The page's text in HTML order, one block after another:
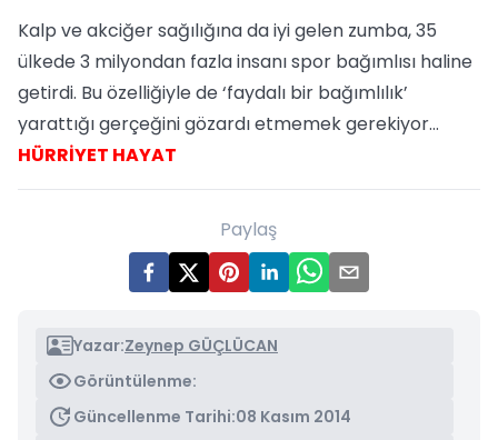
Kalp ve akciğer sağılığına da iyi gelen zumba, 35
ülkede 3 milyondan fazla insanı spor bağımlısı haline
getirdi. Bu özelliğiyle de ‘faydalı bir bağımlılık’
yarattığı gerçeğini gözardı etmemek gerekiyor…
HÜRRİYET HAYAT
Paylaş
Yazar:Zeynep GÜÇLÜCAN
Görüntülenme:
Güncellenme Tarihi:08 Kasım 2014